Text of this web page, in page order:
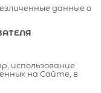
данные о
использование
на Сайте, в